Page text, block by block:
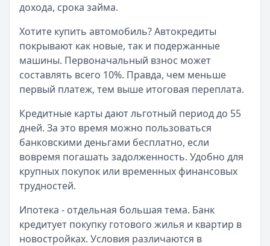
дохода, срока займа.
Хотите купить автомобиль? Автокредиты
покрывают как новые, так и подержанные
машины. Первоначальный взнос может
составлять всего 10%. Правда, чем меньше
первый платеж, тем выше итоговая переплата.
Кредитные карты дают льготный период до 55
дней. За это время можно пользоваться
банковскими деньгами бесплатно, если
вовремя погашать задолженность. Удобно для
крупных покупок или временных финансовых
трудностей.
Ипотека - отдельная большая тема. Банк
кредитует покупку готового жилья и квартир в
новостройках. Условия различаются в